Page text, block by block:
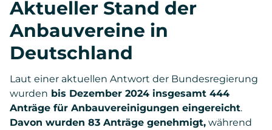
Aktueller Stand der
Anbauvereine in
Deutschland
Laut einer aktuellen Antwort der Bundesregierung
wurden bis Dezember 2024 insgesamt 444
Anträge für Anbauvereinigungen eingereicht.
Davon wurden 83 Anträge genehmigt, während